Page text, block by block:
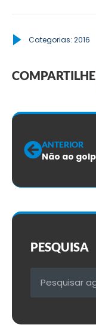
Categorias: 2016
COMPARTILHE
ANTERIOR
PESQUISA